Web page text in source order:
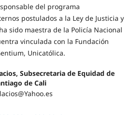
del programa
postulados a la Ley de Justicia y
sido maestra de la Policía Nacional
vinculada con la Fundación
Unicatólica.
Subsecretaria de Equidad de
de Cali